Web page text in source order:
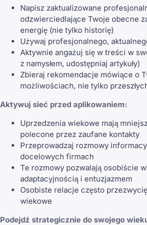
Napisz zaktualizowane
odzwierciedlające Twoje obecne
energię (nie tylko historię)
Używaj profesjonalnego,
Aktywnie angażuj się w treści w
z namysłem, udostępniaj artykuły)
Zbieraj rekomendacje mówiące o
możliwościach, nie tylko
Aktywuj sieć przed aplikowaniem:
Uprzedzenia wiekowe mają
polecone przez zaufane kontakty
Przeprowadzaj rozmowy
docelowych firmach
Te rozmowy pozwalają osobiście
adaptacyjnością i entuzjazmem
Osobiste relacje często
wiekowe
Podejdź strategicznie do swojego